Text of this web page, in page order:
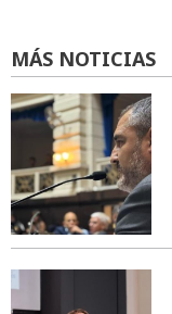
MÁS NOTICIAS